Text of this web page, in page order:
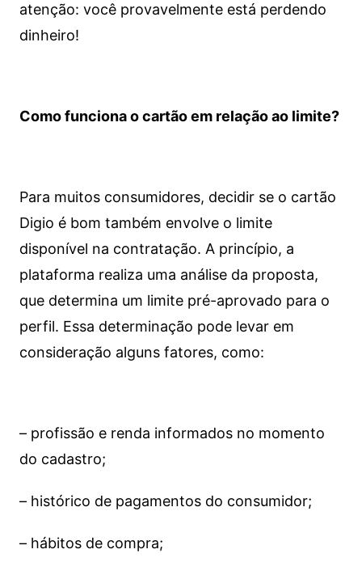
atenção: você provavelmente está perdendo
dinheiro!
Como funciona o cartão em relação ao limite?
Para muitos consumidores, decidir se o cartão
Digio é bom também envolve o limite
disponível na contratação. A princípio, a
plataforma realiza uma análise da proposta,
que determina um limite pré-aprovado para o
perfil. Essa determinação pode levar em
consideração alguns fatores, como:
– profissão e renda informados no momento
do cadastro;
– histórico de pagamentos do consumidor;
– hábitos de compra;